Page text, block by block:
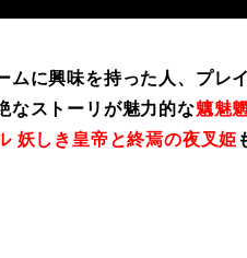
ムに興味を持った人、プレ
なストーリが魅力的な魑魅
妖しき皇帝と終焉の夜叉姫